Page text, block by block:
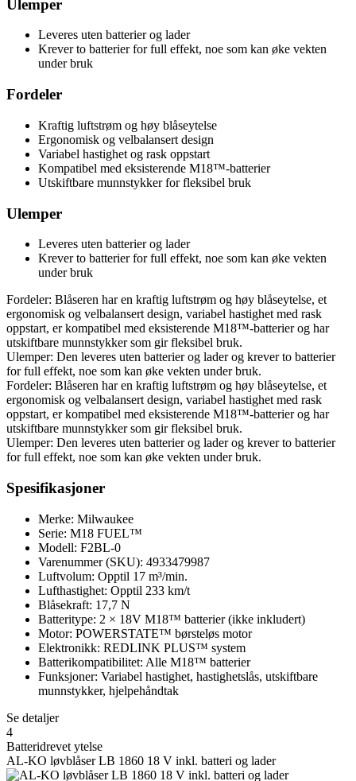
Ulemper
Leveres uten batterier og lader
Krever to batterier for full effekt, noe som kan øke vekten
under bruk
Fordeler
Kraftig luftstrøm og høy blåseytelse
Ergonomisk og velbalansert design
Variabel hastighet og rask oppstart
Kompatibel med eksisterende M18™-batterier
Utskiftbare munnstykker for fleksibel bruk
Ulemper
Leveres uten batterier og lader
Krever to batterier for full effekt, noe som kan øke vekten
under bruk
Fordeler: Blåseren har en kraftig luftstrøm og høy blåseytelse, et
ergonomisk og velbalansert design, variabel hastighet med rask
oppstart, er kompatibel med eksisterende M18™-batterier og har
utskiftbare munnstykker som gir fleksibel bruk.
Ulemper: Den leveres uten batterier og lader og krever to batterier
for full effekt, noe som kan øke vekten under bruk.
Fordeler: Blåseren har en kraftig luftstrøm og høy blåseytelse, et
ergonomisk og velbalansert design, variabel hastighet med rask
oppstart, er kompatibel med eksisterende M18™-batterier og har
utskiftbare munnstykker som gir fleksibel bruk.
Ulemper: Den leveres uten batterier og lader og krever to batterier
for full effekt, noe som kan øke vekten under bruk.
Spesifikasjoner
Merke: Milwaukee
Serie: M18 FUEL™
Modell: F2BL-0
Varenummer (SKU): 4933479987
Luftvolum: Opptil 17 m³/min.
Lufthastighet: Opptil 233 km/t
Blåsekraft: 17,7 N
Batteritype: 2 × 18V M18™ batterier (ikke inkludert)
Motor: POWERSTATE™ børsteløs motor
Elektronikk: REDLINK PLUS™ system
Batterikompatibilitet: Alle M18™ batterier
Funksjoner: Variabel hastighet, hastighetslås, utskiftbare
munnstykker, hjelpehåndtak
Se detaljer
4
Batteridrevet ytelse
AL-KO løvblåser LB 1860 18 V inkl. batteri og lader